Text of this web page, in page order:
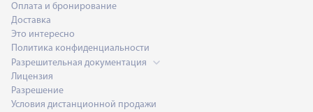
Оплата и бронирование
Доставка
Это интересно
Политика конфиденциальности
Разрешительная документация
Лицензия
Разрешение
Условия дистанционной продажи